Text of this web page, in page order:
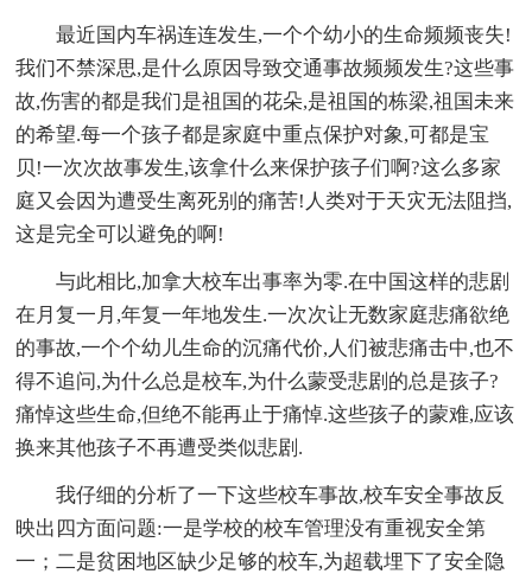
最近国内车祸连连发生,一个个幼小的生命频频丧失!
我们不禁深思,是什么原因导致交通事故频频发生?这些事
故,伤害的都是我们是祖国的花朵,是祖国的栋梁,祖国未来
的希望.每一个孩子都是家庭中重点保护对象,可都是宝
贝!一次次故事发生,该拿什么来保护孩子们啊?这么多家
庭又会因为遭受生离死别的痛苦!人类对于天灾无法阻挡,
这是完全可以避免的啊!
与此相比,加拿大校车出事率为零.在中国这样的悲剧
在月复一月,年复一年地发生.一次次让无数家庭悲痛欲绝
的事故,一个个幼儿生命的沉痛代价,人们被悲痛击中,也不
得不追问,为什么总是校车,为什么蒙受悲剧的总是孩子?
痛悼这些生命,但绝不能再止于痛悼.这些孩子的蒙难,应该
换来其他孩子不再遭受类似悲剧.
我仔细的分析了一下这些校车事故,校车安全事故反
映出四方面问题:一是学校的校车管理没有重视安全第
一；二是贫困地区缺少足够的校车,为超载埋下了安全隐